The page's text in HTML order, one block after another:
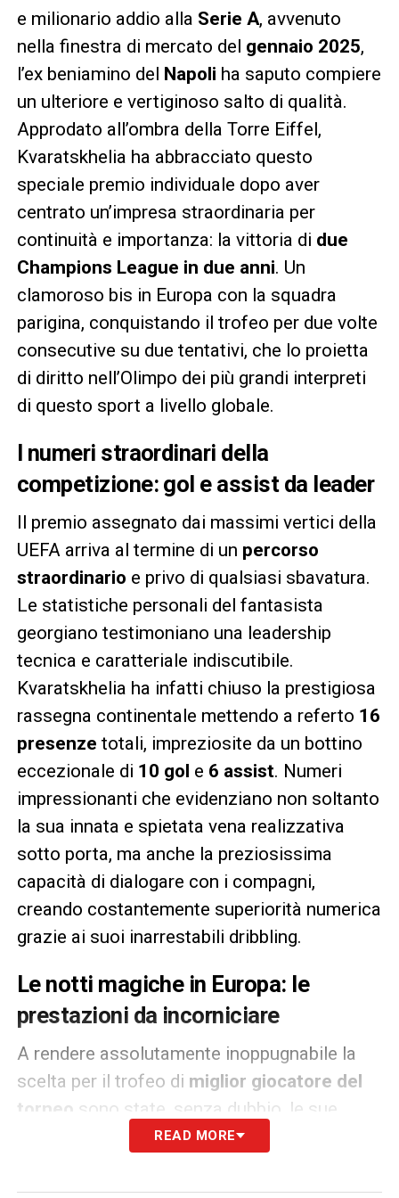
e milionario addio alla Serie A, avvenuto
nella finestra di mercato del gennaio 2025,
l’ex beniamino del Napoli ha saputo compiere
un ulteriore e vertiginoso salto di qualità.
Approdato all’ombra della Torre Eiffel,
Kvaratskhelia ha abbracciato questo
speciale premio individuale dopo aver
centrato un’impresa straordinaria per
continuità e importanza: la vittoria di due
Champions League in due anni. Un
clamoroso bis in Europa con la squadra
parigina, conquistando il trofeo per due volte
consecutive su due tentativi, che lo proietta
di diritto nell’Olimpo dei più grandi interpreti
di questo sport a livello globale.
I numeri straordinari della
competizione: gol e assist da leader
Il premio assegnato dai massimi vertici della
UEFA arriva al termine di un percorso
straordinario e privo di qualsiasi sbavatura.
Le statistiche personali del fantasista
georgiano testimoniano una leadership
tecnica e caratteriale indiscutibile.
Kvaratskhelia ha infatti chiuso la prestigiosa
rassegna continentale mettendo a referto 16
presenze totali, impreziosite da un bottino
eccezionale di 10 gol e 6 assist. Numeri
impressionanti che evidenziano non soltanto
la sua innata e spietata vena realizzativa
sotto porta, ma anche la preziosissima
capacità di dialogare con i compagni,
creando costantemente superiorità numerica
grazie ai suoi inarrestabili dribbling.
Le notti magiche in Europa: le
prestazioni da incorniciare
A rendere assolutamente inoppugnabile la
scelta per il trofeo di miglior giocatore del
torneo sono state, senza dubbio, le sue
devastanti prestazioni nei momenti più
diretta. Quando il pallone scottava, l’ex
READ MORE